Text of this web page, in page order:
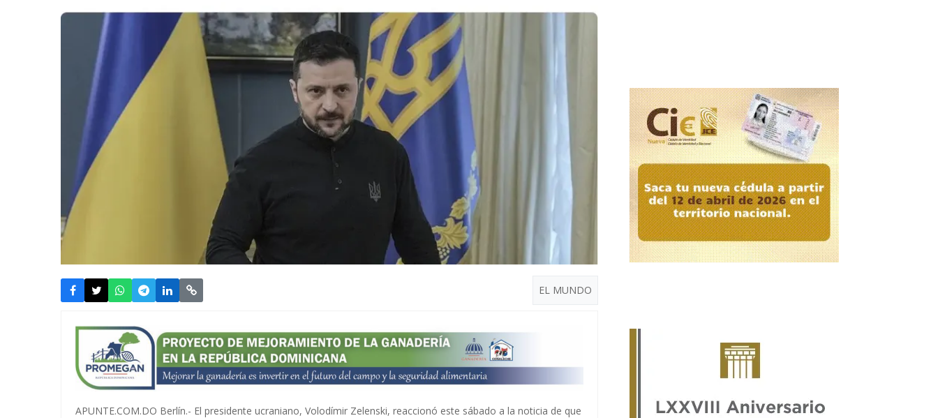
EL MUNDO
APUNTE.COM.DO Berlín.- El presidente ucraniano, Volodímir Zelenski, reaccionó este sábado a la noticia de que